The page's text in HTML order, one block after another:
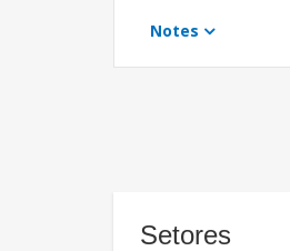
Notes
Setores